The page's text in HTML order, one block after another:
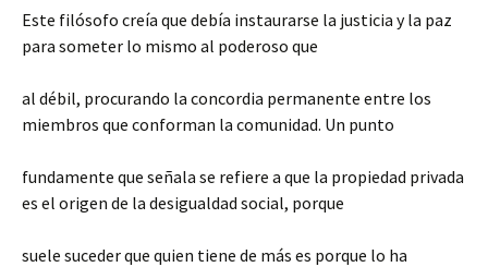
Este filósofo creía que debía instaurarse la justicia y la paz
para someter lo mismo al poderoso que
al débil, procurando la concordia permanente entre los
miembros que conforman la comunidad. Un punto
fundamente que señala se refiere a que la propiedad privada
es el origen de la desigualdad social, porque
suele suceder que quien tiene de más es porque lo ha